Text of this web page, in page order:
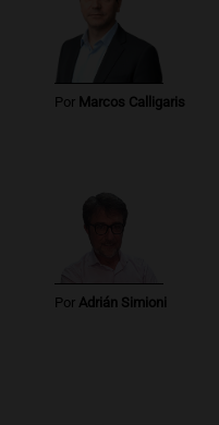
Por Marcos Calligaris
Por Adrián Simioni